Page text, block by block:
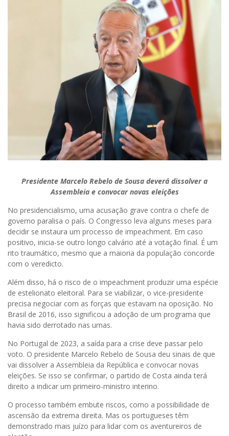
Presidente Marcelo Rebelo de Sousa deverá dissolver a
Assembleia e convocar novas eleições
No presidencialismo, uma acusação grave contra o chefe de
governo paralisa o país. O Congresso leva alguns meses para
decidir se instaura um processo de impeachment. Em caso
positivo, inicia-se outro longo calvário até a votação final. É um
rito traumático, mesmo que a maioria da população concorde
com o veredicto.
Além disso, há o risco de o impeachment produzir uma espécie
de estelionato eleitoral. Para se viabilizar, o vice-presidente
precisa negociar com as forças que estavam na oposição. No
Brasil de 2016, isso significou a adoção de um programa que
havia sido derrotado nas urnas.
No Portugal de 2023, a saída para a crise deve passar pelo
voto. O presidente Marcelo Rebelo de Sousa deu sinais de que
vai dissolver a Assembleia da República e convocar novas
eleições. Se isso se confirmar, o partido de Costa ainda terá
direito a indicar um primeiro-ministro interino.
O processo também embute riscos, como a possibilidade de
ascensão da extrema direita. Mas os portugueses têm
demonstrado mais juízo para lidar com os aventureiros de